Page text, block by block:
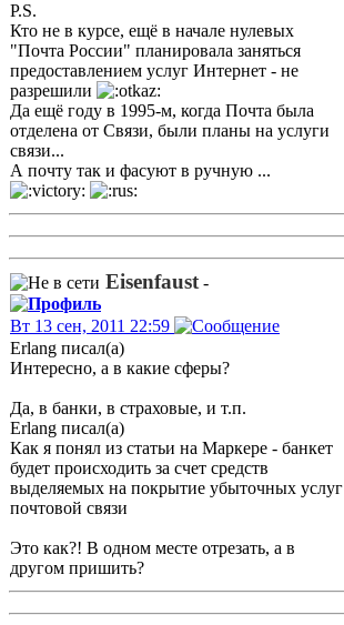
P.S.
Кто не в курсе, ещё в начале нулевых
"Почта России" планировала заняться
предоставлением услуг Интернет - не
разрешили
Да ещё году в 1995-м, когда Почта была
отделена от Связи, были планы на услуги
связи...
А почту так и фасуют в ручную ...
Eisenfaust -
Вт 13 сен, 2011 22:59
Erlang писал(а)
Интересно, а в какие сферы?
Да, в банки, в страховые, и т.п.
Erlang писал(а)
Как я понял из статьи на Маркере - банкет
будет происходить за счет средств
выделяемых на покрытие убыточных услуг
почтовой связи
Это как?! В одном месте отрезать, а в
другом пришить?